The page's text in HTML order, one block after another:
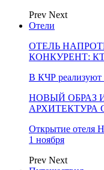
Prev Next
Отели
ОТЕЛЬ
КОНКУРЕНТ:
В КЧР реализуют
НОВЫЙ ОБРАЗ
АРХИТЕКТУРА
Открытие отеля
1 ноября
Prev Next